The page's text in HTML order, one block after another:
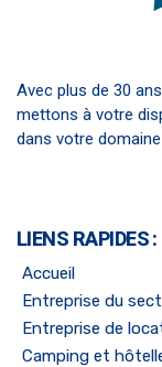
Avec plus de 30
mettons à votre
dans votre domaine
LIENS RAPIDES :
Accueil
Entreprise du
Entreprise de
Camping et